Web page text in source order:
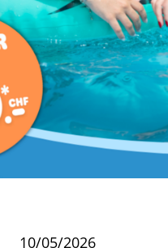
10/05/2026